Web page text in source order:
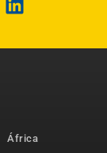
África